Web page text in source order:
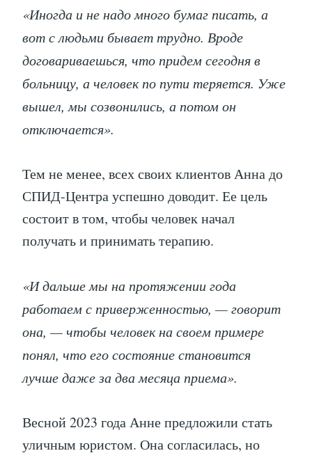
«Иногда и не надо много бумаг писать, а
вот с людьми бывает трудно. Вроде
договариваешься, что придем сегодня в
больницу, а человек по пути теряется. Уже
вышел, мы созвонились, а потом он
отключается».
Тем не менее, всех своих клиентов Анна до
СПИД-Центра успешно доводит. Ее цель
состоит в том, чтобы человек начал
получать и принимать терапию.
«И дальше мы на протяжении года
работаем с приверженностью, — говорит
она, — чтобы человек на своем примере
понял, что его состояние становится
лучше даже за два месяца приема».
Весной 2023 года Анне предложили стать
уличным юристом. Она согласилась, но